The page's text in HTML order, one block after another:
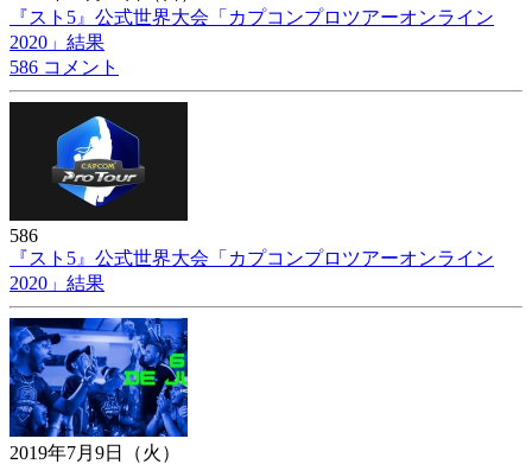
『スト5』公式世界大会「カプコンプロツアーオンライン
2020」結果
586 コメント
586
『スト5』公式世界大会「カプコンプロツアーオンライン
2020」結果
2019年7月9日（火）